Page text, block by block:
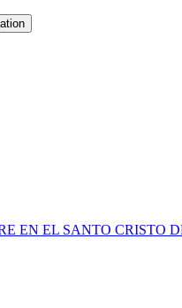
EN EL SANTO CRISTO